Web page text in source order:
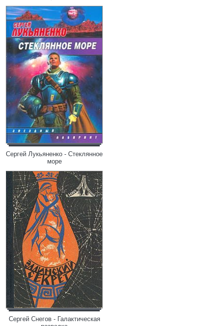
Сергей Лукьяненко - Стеклянное
море
Сергей Снегов - Галактическая